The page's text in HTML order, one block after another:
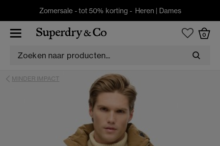
Zomersale - tot 50% korting - Heren | Dames
0
MINDER IMPACT